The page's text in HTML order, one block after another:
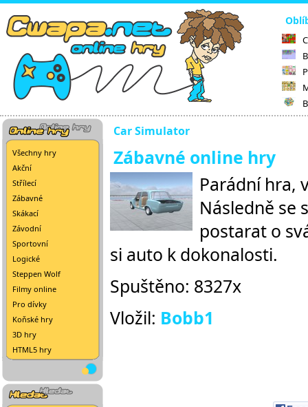
Všechny hry
Akční
Střílecí
Zábavné
Skákací
Závodní
Sportovní
Logické
Steppen Wolf
Filmy online
Pro dívky
Koňské hry
3D hry
HTML5 hry
Car Simulator
Zábavné online hry
Parádní hra,
Následně se
postarat o
si auto k dokonalosti.
Spuštěno: 8327x
Vložil: Bobb1